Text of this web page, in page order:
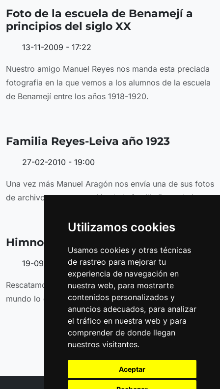
Utilizamos cookies
Usamos cookies y otras técnicas
de rastreo para mejorar tu
experiencia de navegación en
nuestra web, para mostrarte
contenidos personalizados y
anuncios adecuados, para analizar
el tráfico en nuestra web y para
comprender de donde llegan
nuestros visitantes.
Aceptar
Foto de la escuela de Benamejí a
principios del siglo XX
13-11-2009 - 17:22
Nuestro amigo Manuel Reyes nos manda esta preciada
fotografia en la que vemos a los alumnos de la escuela
de Benamejí entre los años 1918-1920.
Familia Reyes-Leiva año 1923
27-02-2010 - 19:00
Una vez más Manuel Aragón nos envía una de sus fotos
de archivo, en esta ocasión de la familia Reyes Leiva
Himno de Benamejí
19-09-2010 - 00:45
Rescatamos el Himno de Benamejí para que todo el
mundo lo conozca y este accesible en internet.